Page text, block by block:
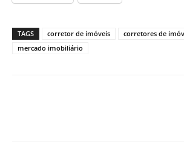
TAGS corretor de imóveis
corretores de
mercado imobiliário